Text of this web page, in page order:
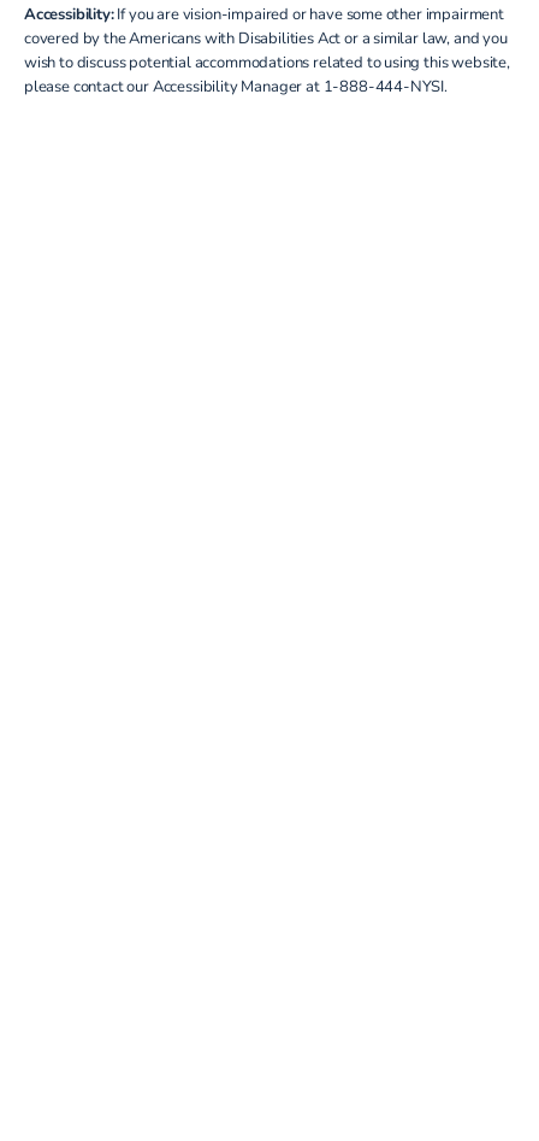
Accessibility:If you are vision-impaired or have some other impairment
covered by the Americans with Disabilities Act or a similar law, and you
wish to discuss potential accommodations related to using this website,
please contact our Accessibility Manager at 1-888-444-NYSI.